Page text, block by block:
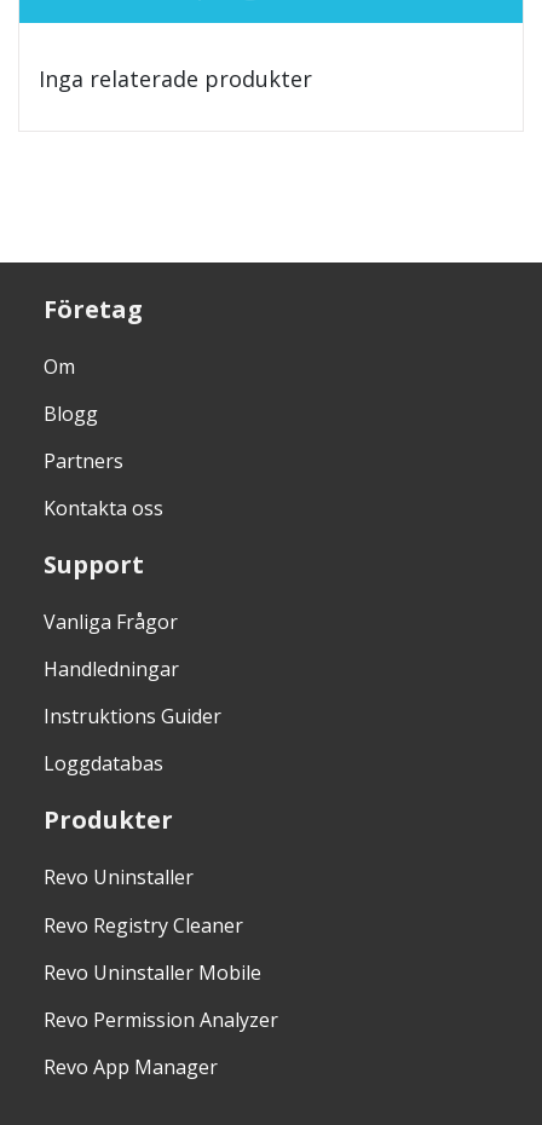
Inga relaterade produkter
Företag
Om
Blogg
Partners
Kontakta oss
Support
Vanliga Frågor
Handledningar
Instruktions Guider
Loggdatabas
Produkter
Revo Uninstaller
Revo Registry Cleaner
Revo Uninstaller Mobile
Revo Permission Analyzer
Revo App Manager